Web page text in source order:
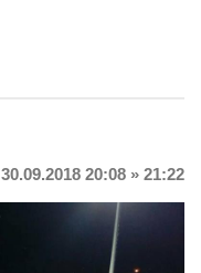
30.09.2018 20:08 » 21:22